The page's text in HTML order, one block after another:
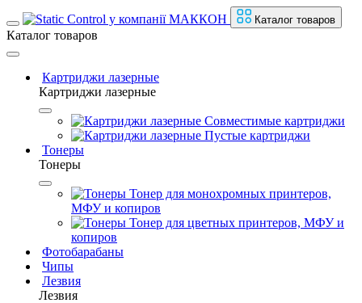
Каталог товаров
Каталог товаров
Картриджи лазерные
Картриджи лазерные
Совместимые картриджи
Пустые картриджи
Тонеры
Тонеры
Тонер для монохромных принтеров,
МФУ и копиров
Тонер для цветных принтеров, МФУ и
копиров
Фотобарабаны
Чипы
Лезвия
Лезвия